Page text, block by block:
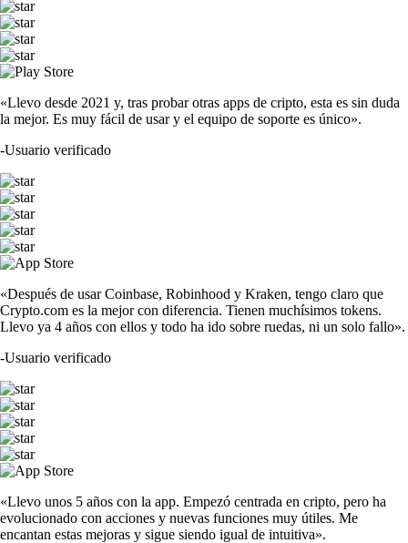
«Llevo desde 2021 y, tras probar otras apps de cripto, esta es sin duda
la mejor. Es muy fácil de usar y el equipo de soporte es único».
-Usuario verificado
«Después de usar Coinbase, Robinhood y Kraken, tengo claro que
Crypto.com es la mejor con diferencia. Tienen muchísimos tokens.
Llevo ya 4 años con ellos y todo ha ido sobre ruedas, ni un solo fallo».
-Usuario verificado
«Llevo unos 5 años con la app. Empezó centrada en cripto, pero ha
evolucionado con acciones y nuevas funciones muy útiles. Me
encantan estas mejoras y sigue siendo igual de intuitiva».